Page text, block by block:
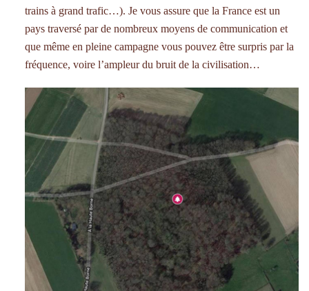
trains à grand trafic…). Je vous assure que la France est un
pays traversé par de nombreux moyens de communication et
que même en pleine campagne vous pouvez être surpris par la
fréquence, voire l’ampleur du bruit de la civilisation…